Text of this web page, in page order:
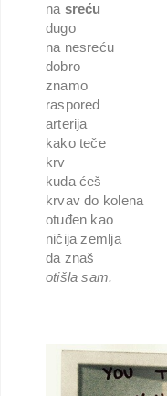
na sreću
dugo
na nesreću
dobro
znamo
raspored
arterija
kako teče
krv
kuda ćeš
krvav do kolena
otuđen kao
ničija zemlja
da znaš
otišla sam.